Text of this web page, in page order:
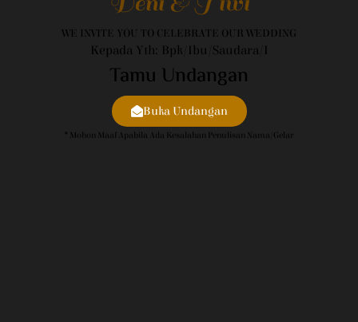
WE INVITE YOU TO CELEBRATE OUR WEDDING
Kepada Yth: Bpk/Ibu/Saudara/i
Tamu Undangan
Buka Undangan
* Mohon Maaf Apabila Ada Kesalahan Penulisan Nama/gelar